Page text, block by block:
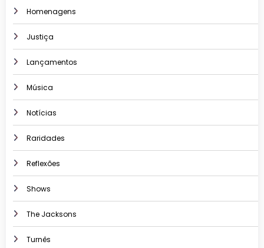
Homenagens
Justiça
Lançamentos
Música
Notícias
Raridades
Reflexões
Shows
The Jacksons
Turnês